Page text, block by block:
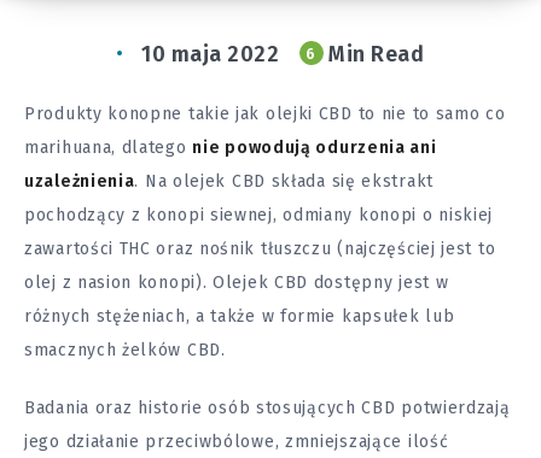
10 maja 2022 6 Min Read
Produkty konopne takie jak olejki CBD to nie to samo co
marihuana, dlatego nie powodują odurzenia ani
uzależnienia. Na olejek CBD składa się ekstrakt
pochodzący z konopi siewnej, odmiany konopi o niskiej
zawartości THC oraz nośnik tłuszczu (najczęściej jest to
olej z nasion konopi). Olejek CBD dostępny jest w
różnych stężeniach, a także w formie kapsułek lub
smacznych żelków CBD.
Badania oraz historie osób stosujących CBD potwierdzają
jego działanie przeciwbólowe, zmniejszające ilość